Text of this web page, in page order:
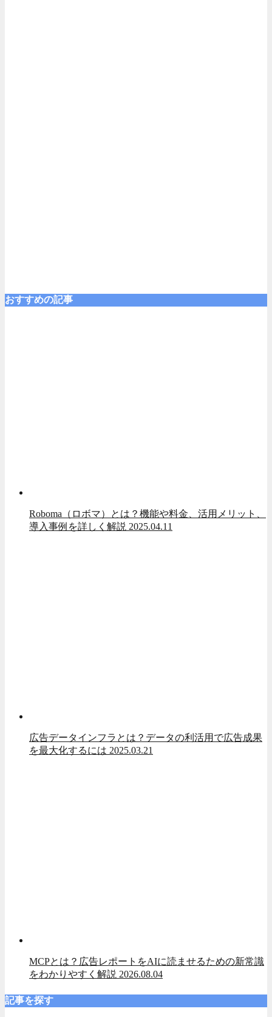
おすすめの記事
Roboma（ロボマ）とは？機能や料金、活用メリット、
導入事例を詳しく解説 2025.04.11
広告データインフラとは？データの利活用で広告成果
を最大化するには 2025.03.21
MCPとは？広告レポートをAIに読ませるための新常識
をわかりやすく解説 2026.08.04
記事を探す